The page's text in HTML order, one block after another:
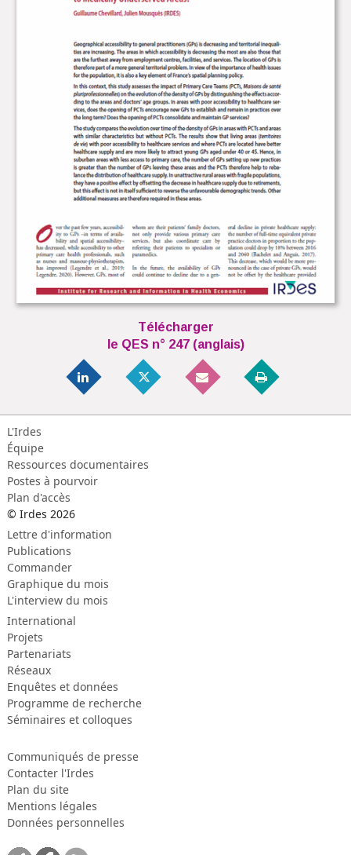
Télécharger
le QES n° 247 (anglais)
L'Irdes
Équipe
Ressources documentaires
Postes à pourvoir
Plan d'accès
© Irdes 2026
Lettre d'information
Publications
Commander
Graphique du mois
L'interview du mois
International
Projets
Partenariats
Réseaux
Enquêtes et données
Programme de recherche
Séminaires et colloques
Communiqués de presse
Contacter l'Irdes
Plan du site
Mentions légales
Données personnelles